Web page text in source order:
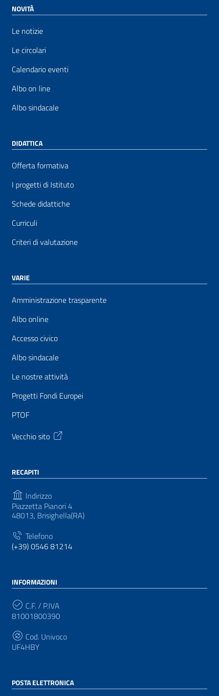
NOVITÀ
Le notizie
Le circolari
Calendario eventi
Albo on line
Albo sindacale
DIDATTICA
Offerta formativa
I progetti di Istituto
Schede didattiche
Curriculi
Criteri di valutazione
VARIE
Amministrazione trasparente
Albo online
Accesso civico
Albo sindacale
Le nostre attività
Progetti Fondi Europei
PTOF
Vecchio sito
RECAPITI
Indirizzo
Piazzetta Pianori 4
48013, Brisighella(RA)
Telefono
(+39) 0546 81214
INFORMAZIONI
C.F. / P.IVA
81001800390
Cod. Univoco
UF4HBY
POSTA ELETTRONICA